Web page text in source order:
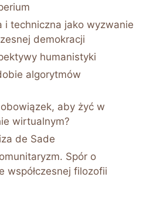
i techniczna jako wyzwanie
demokracji
humanistyki
algorytmów
aby żyć w
wirtualnym?
de Sade
Spór o
współczesnej filozofii